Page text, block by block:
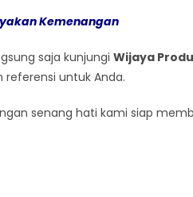
Kemenangan
saja kunjungi Wijaya
referensi untuk Anda.
senang hati kami siap